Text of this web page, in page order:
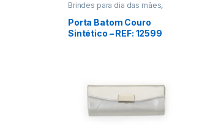
Brindes para dia das mães,
Brindes para dia do Aluno
Encontro de Funcionários
Feminina,Viagem/Lazer/Uso
Pessoal
Porta Batom Couro
Sintético – REF: 12599